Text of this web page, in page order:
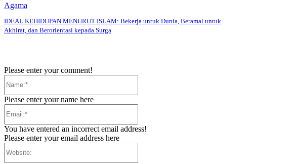
Agama
IDEAL KEHIDUPAN MENURUT ISLAM: Bekerja untuk Dunia, Beramal untuk
Akhirat, dan Berorientasi kepada Surga
Please enter your comment!
Please enter your name here
You have entered an incorrect email address!
Please enter your email address here